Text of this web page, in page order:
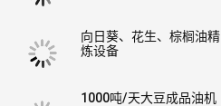
向日葵、花生、棕榈油精
炼设备
1000吨/天大豆成品油机